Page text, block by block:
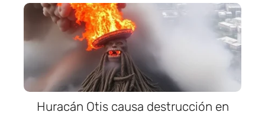
Huracán Otis causa destrucción en